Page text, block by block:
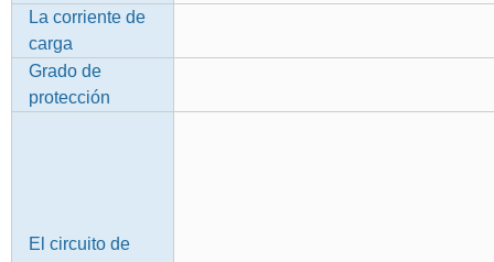
La corriente de
carga
Grado de
protección
El circuito de